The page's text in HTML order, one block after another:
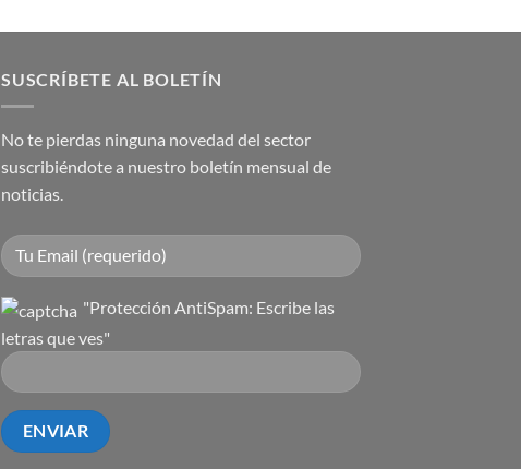
SUSCRÍBETE AL BOLETÍN
No te pierdas ninguna novedad del sector
suscribiéndote a nuestro boletín mensual de
noticias.
"Protección AntiSpam: Escribe las
letras que ves"